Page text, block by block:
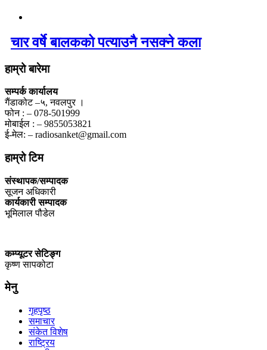
चार वर्षे बालकको पत्याउनै नसक्ने कला
हाम्रो बारेमा
सम्पर्क कार्यालय
गैंडाकोट –५, नवलपुर ।
फोन : – 078-501999
मोबाईल : – 9855053821
ई-मेल: – radiosanket@gmail.com
हाम्रो टिम
संस्थापक/सम्पादक
सूजन अधिकारी
कार्यकारी सम्पादक
भूमिलाल पौडेल
कम्प्यूटर सेटिङ्ग
कृष्ण सापकोटा
मेनु
गृहपृष्ठ
समाचार
संकेत विशेष
राष्ट्रिय